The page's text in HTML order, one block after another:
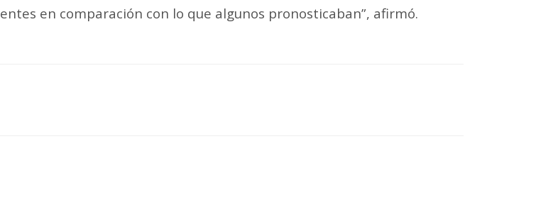
en comparación con lo que algunos pronosticaban”, afirmó.